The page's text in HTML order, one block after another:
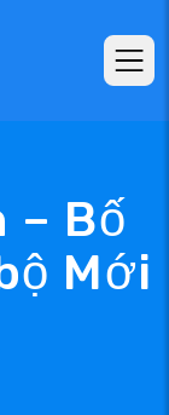
– Bố
Mới